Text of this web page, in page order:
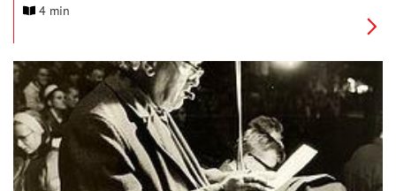
traject Zandvoort-Amsterdam.
4 min